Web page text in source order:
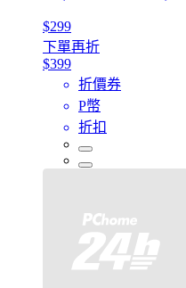
$299
下單再折
$399
折價券
P幣
折扣